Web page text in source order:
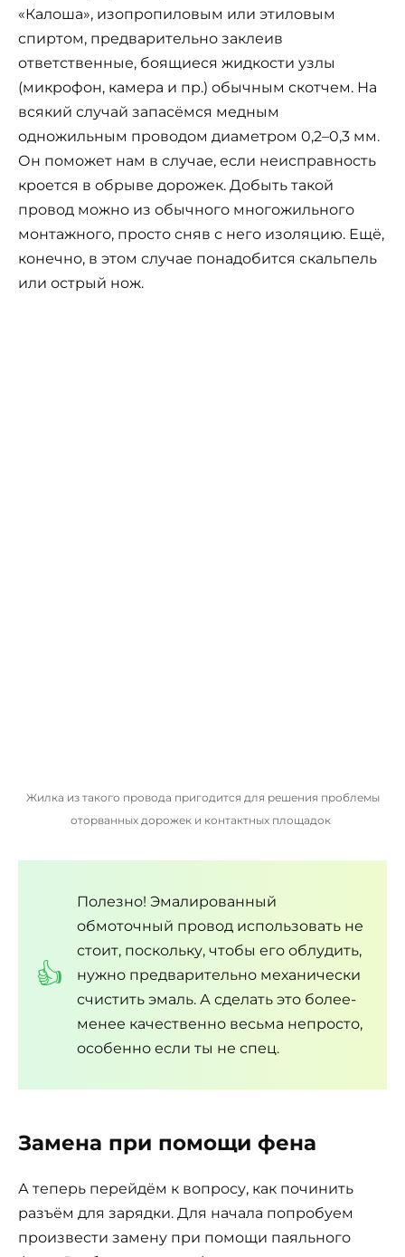
«Калоша», изопропиловым или этиловым
спиртом, предварительно заклеив
ответственные, боящиеся жидкости узлы
(микрофон, камера и пр.) обычным скотчем. На
всякий случай запасёмся медным
одножильным проводом диаметром 0,2–0,3 мм.
Он поможет нам в случае, если неисправность
кроется в обрыве дорожек. Добыть такой
провод можно из обычного многожильного
монтажного, просто сняв с него изоляцию. Ещё,
конечно, в этом случае понадобится скальпель
или острый нож.
Жилка из такого провода пригодится для решения проблемы
оторванных дорожек и контактных площадок
Полезно! Эмалированный
обмоточный провод использовать не
стоит, поскольку, чтобы его облудить,
нужно предварительно механически
счистить эмаль. А сделать это более-
менее качественно весьма непросто,
особенно если ты не спец.
Замена при помощи фена
А теперь перейдём к вопросу, как починить
разъём для зарядки. Для начала попробуем
произвести замену при помощи паяльного